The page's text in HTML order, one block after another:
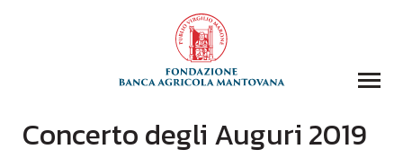
COLLEZIONI
Concerto degli Auguri 2019